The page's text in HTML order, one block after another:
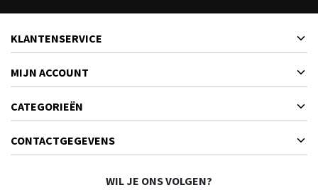
KLANTENSERVICE
MIJN ACCOUNT
CATEGORIEËN
CONTACTGEGEVENS
WIL JE ONS VOLGEN?